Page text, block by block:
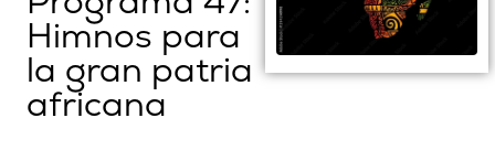
Himnos para
la gran patria
africana